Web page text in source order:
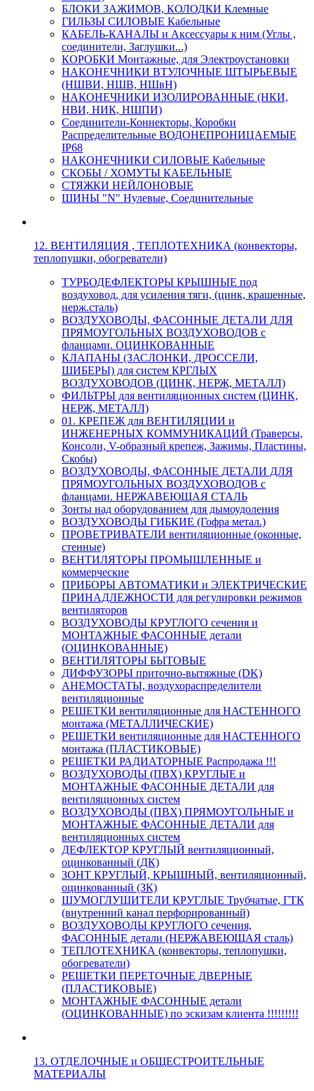
БЛОКИ ЗАЖИМОВ, КОЛОДКИ Клемные
ГИЛЬЗЫ СИЛОВЫЕ Кабельные
КАБЕЛЬ-КАНАЛЫ и Аксессуары к ним (Углы ,
соединители, Заглушки...)
КОРОБКИ Монтажные, для Электроустановки
НАКОНЕЧНИКИ ВТУЛОЧНЫЕ ШТЫРЬЕВЫЕ
(НШВИ, НШВ, НШвН)
НАКОНЕЧНИКИ ИЗОЛИРОВАННЫЕ (НКИ,
НВИ, НИК, НШПИ)
Соединители-Коннекторы, Коробки
Распределительные ВОДОНЕПРОНИЦАЕМЫЕ
IP68
НАКОНЕЧНИКИ СИЛОВЫЕ Кабельные
СКОБЫ / ХОМУТЫ КАБЕЛЬНЫЕ
СТЯЖКИ НЕЙЛОНОВЫЕ
ШИНЫ "N" Нулевые, Соединительные
12. ВЕНТИЛЯЦИЯ , ТЕПЛОТЕХНИКА (конвекторы,
теплопушки, обогреватели)
ТУРБОДЕФЛЕКТОРЫ КРЫШНЫЕ под
воздуховод, для усиления тяги, (цинк, крашенные,
нерж.сталь)
ВОЗДУХОВОДЫ, ФАСОННЫЕ ДЕТАЛИ ДЛЯ
ПРЯМОУГОЛЬНЫХ ВОЗДУХОВОДОВ с
фланцами. ОЦИНКОВАННЫЕ
КЛАПАНЫ (ЗАСЛОНКИ, ДРОССЕЛИ,
ШИБЕРЫ) для систем КРГЛЫХ
ВОЗДУХОВОДОВ (ЦИНК, НЕРЖ, МЕТАЛЛ)
ФИЛЬТРЫ для вентиляционных систем (ЦИНК,
НЕРЖ, МЕТАЛЛ)
01. КРЕПЕЖ для ВЕНТИЛЯЦИИ и
ИНЖЕНЕРНЫХ КОММУНИКАЦИЙ (Траверсы,
Консоли, V-образный крепеж, Зажимы, Пластины,
Скобы)
ВОЗДУХОВОДЫ, ФАСОННЫЕ ДЕТАЛИ ДЛЯ
ПРЯМОУГОЛЬНЫХ ВОЗДУХОВОДОВ с
фланцами. НЕРЖАВЕЮЩАЯ СТАЛЬ
Зонты над оборудованием для дымоудоления
ВОЗДУХОВОДЫ ГИБКИЕ (Гофра метал.)
ПРОВЕТРИВАТЕЛИ вентиляционные (оконные,
стенные)
ВЕНТИЛЯТОРЫ ПРОМЫШЛЕННЫЕ и
коммерческие
ПРИБОРЫ АВТОМАТИКИ и ЭЛЕКТРИЧЕСКИЕ
ПРИНАДЛЕЖНОСТИ для регулировки режимов
вентиляторов
ВОЗДУХОВОДЫ КРУГЛОГО сечения и
МОНТАЖНЫЕ ФАСОННЫЕ детали
(ОЦИНКОВАННЫЕ)
ВЕНТИЛЯТОРЫ БЫТОВЫЕ
ДИФФУЗОРЫ приточно-вытяжные (DK)
АНЕМОСТАТЫ, воздухораспределители
вентиляционные
РЕШЕТКИ вентиляционные для НАСТЕННОГО
монтажа (МЕТАЛЛИЧЕСКИЕ)
РЕШЕТКИ вентиляционные для НАСТЕННОГО
монтажа (ПЛАСТИКОВЫЕ)
РЕШЕТКИ РАДИАТОРНЫЕ Распродажа !!!
ВОЗДУХОВОДЫ (ПВХ) КРУГЛЫЕ и
МОНТАЖНЫЕ ФАСОННЫЕ ДЕТАЛИ для
вентиляционных систем
ВОЗДУХОВОДЫ (ПВХ) ПРЯМОУГОЛЬНЫЕ и
МОНТАЖНЫЕ ФАСОННЫЕ ДЕТАЛИ для
вентиляционных систем
ДЕФЛЕКТОР КРУГЛЫЙ вентиляционный,
оцинкованный (ДК)
ЗОНТ КРУГЛЫЙ, КРЫШНЫЙ, вентиляционный,
оцинкованный (ЗК)
ШУМОГЛУШИТЕЛИ КРУГЛЫЕ Трубчатые, ГТК
(внутренний канал перфорированный)
ВОЗДУХОВОДЫ КРУГЛОГО сечения,
ФАСОННЫЕ детали (НЕРЖАВЕЮЩАЯ сталь)
ТЕПЛОТЕХНИКА (конвекторы, теплопушки,
обогреватели)
РЕШЕТКИ ПЕРЕТОЧНЫЕ ДВЕРНЫЕ
(ПЛАСТИКОВЫЕ)
МОНТАЖНЫЕ ФАСОННЫЕ детали
(ОЦИНКОВАННЫЕ) по эскизам клиента !!!!!!!!!
13. ОТДЕЛОЧНЫЕ и ОБЩЕСТРОИТЕЛЬНЫЕ
МАТЕРИАЛЫ